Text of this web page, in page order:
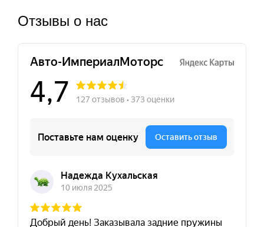
Отзывы о нас